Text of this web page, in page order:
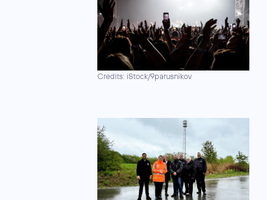
Credits: iStock/9parusnikov